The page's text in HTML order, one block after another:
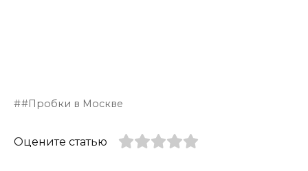
#Пробки в Москве
Оцените статью